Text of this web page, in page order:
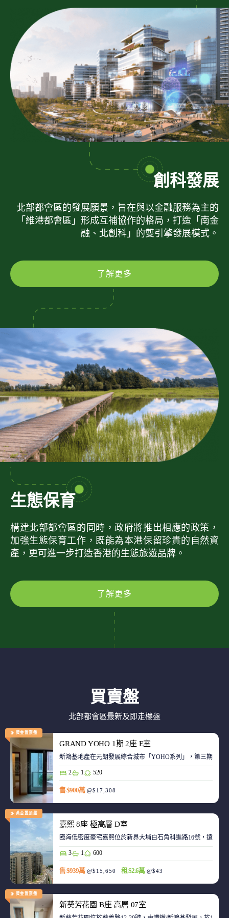
創科發展
北部都會區的發展願景，旨在與以金融服務為主的
「維港都會區」形成互補協作的格局，打造「南金
融、北創科」的雙引擎發展模式。
了解更多
生態保育
構建北部都會區的同時，政府將推出相應的政策，
加強生態保育工作，既能為本港保留珍貴的自然資
產，更可進一步打造香港的生態旅遊品牌。
了解更多
買賣盤
北部都會區最新及即走樓盤
黃金置頂盤
GRAND YOHO 1期 2座 E室
2 1 520
售 $900萬 @$17,308
黃金置頂盤
嘉熙 8座 極高層 D室
臨海低密度豪宅嘉熙位於新界大埔白石角科進路16號，遠離
3 1 600
售 $939萬 @$15,650 租 $2.6萬 @$43
黃金置頂盤
新葵芳花園 B座 高層 07室